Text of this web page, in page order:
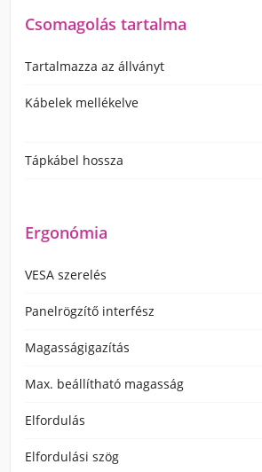
Csomagolás tartalma
Tartalmazza az állványt
Kábelek mellékelve
Tápkábel hossza
Ergonómia
VESA szerelés
Panelrögzítő interfész
Magasságigazítás
Max. beállítható magasság
Elfordulás
Elfordulási szög